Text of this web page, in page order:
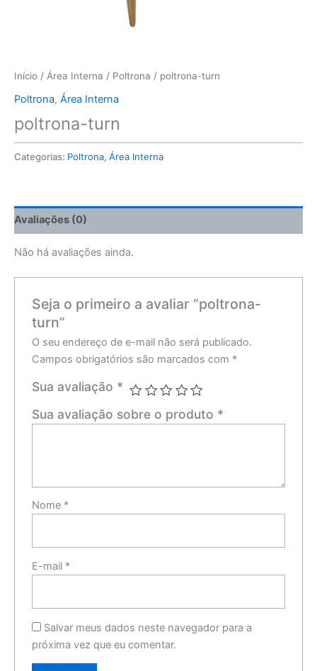
Início / Área Interna / Poltrona / poltrona-turn
Poltrona, Área Interna
poltrona-turn
Categorias: Poltrona, Área Interna
Avaliações (0)
Não há avaliações ainda.
Seja o primeiro a avaliar “poltrona-
turn”
O seu endereço de e-mail não será publicado.
Campos obrigatórios são marcados com *
Sua avaliação *
Sua avaliação sobre o produto *
Nome *
E-mail *
Salvar meus dados neste navegador para a
próxima vez que eu comentar.